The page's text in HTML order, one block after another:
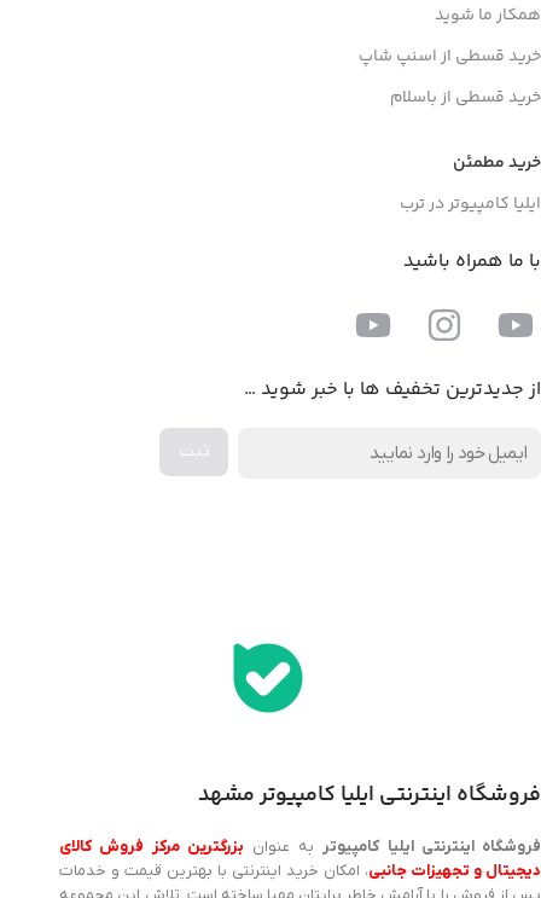
همکار ما شوید
خرید قسطی از اسنپ شاپ
خرید قسطی از باسلام
خرید مطمئن
ایلیا کامپیوتر در ترب
با ما همراه باشید
از جدیدترین تخفیف ها با خبر شوید …
فروشگاه اینترنتی ایلیا کامپیوتر مشهد
فروشگاه اینترنتی ایلیا کامپیوتر به عنوان بزرگترین مرکز فروش کالای
دیجیتال و تجهیزات جانبی، امکان خرید اینترنتی با بهترین قیمت و خدمات